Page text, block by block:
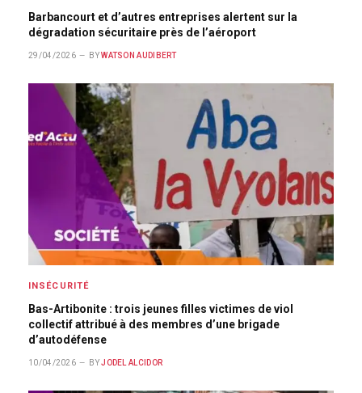
Barbancourt et d’autres entreprises alertent sur la
dégradation sécuritaire près de l’aéroport
29/04/2026 BY WATSON AUDIBERT
INSÉCURITÉ
Bas-Artibonite : trois jeunes filles victimes de viol
collectif attribué à des membres d’une brigade
d’autodéfense
10/04/2026 BY JODEL ALCIDOR